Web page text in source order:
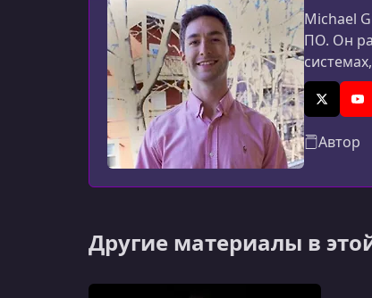
Michael
ПО. Он
Udemy
X (Twitter)
Автор
Другие материалы в